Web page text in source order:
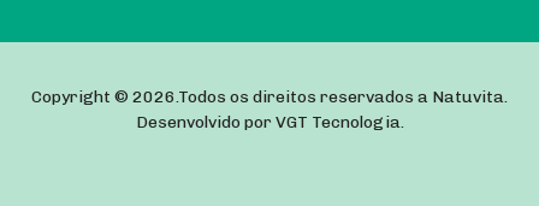
Copyright © 2026.Todos os direitos reservados a Natuvita.
Desenvolvido por VGT Tecnologia.